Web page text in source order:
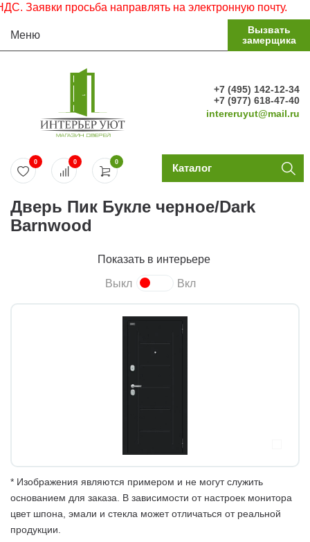
просьба направлять на электронную почту.
Меню
Вызвать
замерщика
+7 (495) 142-12-34
+7 (977) 618-47-40
intereruyut@mail.ru
0
0 0 Каталог
Дверь Пик Букле черное/Dark
Barnwood
Показать в интерьере
Выкл Вкл
* Изображения являются примером и не могут служить
основанием для заказа. В зависимости от настроек монитора
цвет шпона, эмали и стекла может отличаться от реальной
продукции.